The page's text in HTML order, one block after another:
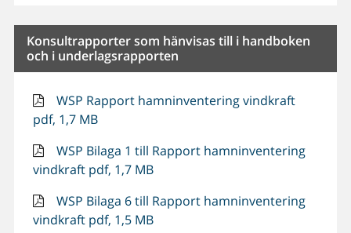
Konsultrapporter som hänvisas till i handboken
och i underlagsrapporten
WSP Rapport hamninventering vindkraft
pdf, 1,7 MB
WSP Bilaga 1 till Rapport hamninventering
vindkraft pdf, 1,7 MB
WSP Bilaga 6 till Rapport hamninventering
vindkraft pdf, 1,5 MB